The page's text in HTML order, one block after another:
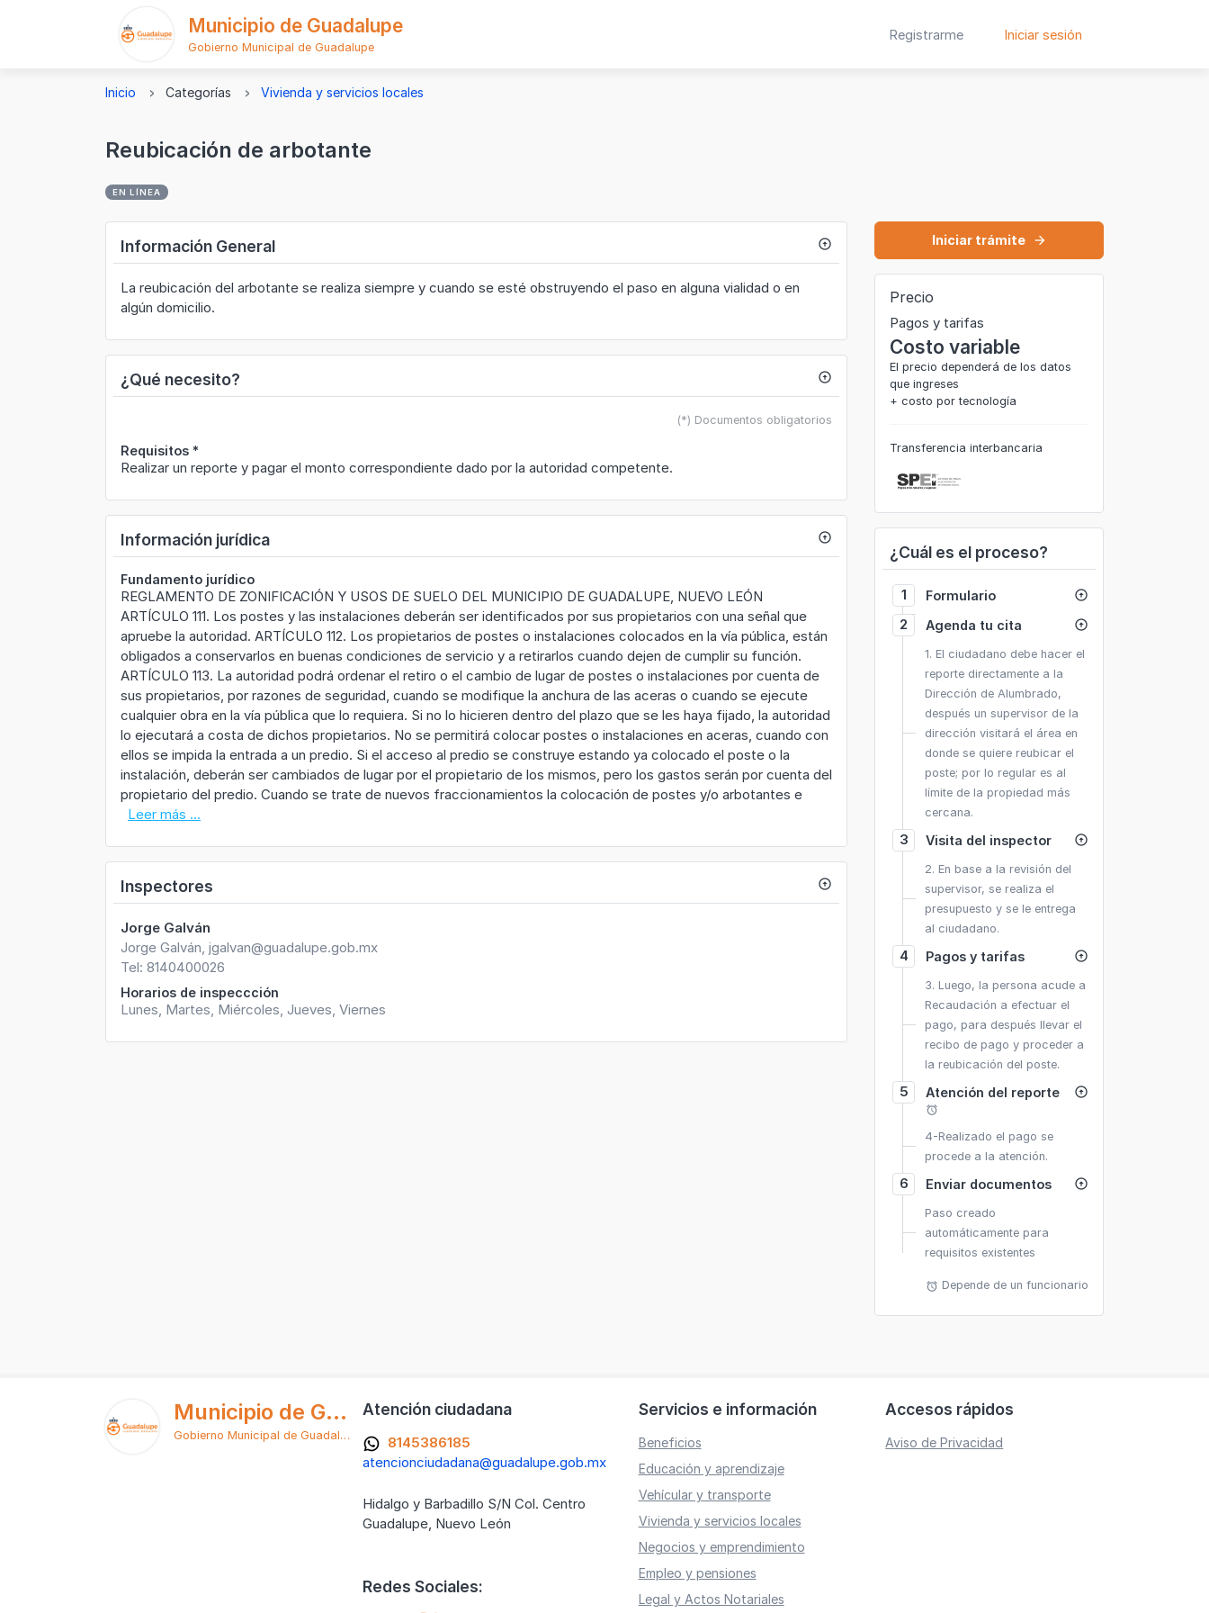
Municipio de Guadalupe
Gobierno Municipal de Guadalupe
Registrarme Iniciar sesión
Inicio Categorías Vivienda y servicios locales
Reubicación de arbotante
EN LÍNEA
Información General arrow_circle_up
La reubicación del arbotante se realiza siempre y cuando se esté obstruyendo el paso en alguna vialidad o en
algún domicilio.
¿Qué necesito? arrow_circle_up
(*) Documentos obligatorios
Requisitos *
Realizar un reporte y pagar el monto correspondiente dado por la autoridad competente.
Información jurídica arrow_circle_up
Fundamento jurídico
REGLAMENTO DE ZONIFICACIÓN Y USOS DE SUELO DEL MUNICIPIO DE GUADALUPE, NUEVO LEÓN
ARTÍCULO 111. Los postes y las instalaciones deberán ser identificados por sus propietarios con una señal que
apruebe la autoridad. ARTÍCULO 112. Los propietarios de postes o instalaciones colocados en la vía pública, están
obligados a conservarlos en buenas condiciones de servicio y a retirarlos cuando dejen de cumplir su función.
ARTÍCULO 113. La autoridad podrá ordenar el retiro o el cambio de lugar de postes o instalaciones por cuenta de
sus propietarios, por razones de seguridad, cuando se modifique la anchura de las aceras o cuando se ejecute
cualquier obra en la vía pública que lo requiera. Si no lo hicieren dentro del plazo que se les haya fijado, la autoridad
lo ejecutará a costa de dichos propietarios. No se permitirá colocar postes o instalaciones en aceras, cuando con
ellos se impida la entrada a un predio. Si el acceso al predio se construye estando ya colocado el poste o la
instalación, deberán ser cambiados de lugar por el propietario de los mismos, pero los gastos serán por cuenta del
propietario del predio. Cuando se trate de nuevos fraccionamientos la colocación de postes y/o arbotantes e
Leer más ...
Inspectores arrow_circle_up
Jorge Galván
Jorge Galván, jgalvan@guadalupe.gob.mx
Tel: 8140400026
Horarios de inspeccción
Lunes, Martes, Miércoles, Jueves, Viernes
Iniciar trámite arrow_forward
Precio
Pagos y tarifas
Costo variable
El precio dependerá de los datos
que ingreses
+ costo por tecnología
Transferencia interbancaria
¿Cuál es el proceso?
1 Formulario arrow_circle_up
2 Agenda tu cita arrow_circle_up
1. El ciudadano debe hacer el
reporte directamente a la
Dirección de Alumbrado,
después un supervisor de la
dirección visitará el área en
donde se quiere reubicar el
poste; por lo regular es al
límite de la propiedad más
cercana.
3 Visita del inspector arrow_circle_up
2. En base a la revisión del
supervisor, se realiza el
presupuesto y se le entrega
al ciudadano.
4 Pagos y tarifas arrow_circle_up
3. Luego, la persona acude a
Recaudación a efectuar el
pago, para después llevar el
recibo de pago y proceder a
la reubicación del poste.
5 Atención del reporte
alarm
arrow_circle_up
4-Realizado el pago se
procede a la atención.
6 Enviar documentos arrow_circle_up
Paso creado
automáticamente para
requisitos existentes
alarm Depende de un funcionario
Municipio de Guadalupe
Gobierno Municipal de Guadalupe
Atención ciudadana
8145386185
atencionciudadana@guadalupe.gob.mx
Hidalgo y Barbadillo S/N Col. Centro
Guadalupe, Nuevo León
Redes Sociales:
Servicios e información
Beneficios
Educación y aprendizaje
Vehícular y transporte
Vivienda y servicios locales
Negocios y emprendimiento
Empleo y pensiones
Legal y Actos Notariales
Accesos rápidos
Aviso de Privacidad